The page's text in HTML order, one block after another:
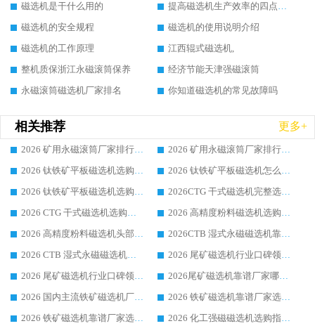
磁选机是干什么用的
提高磁选机生产效率的四点方法
磁选机的安全规程
磁选机的使用说明介绍
磁选机的工作原理
江西辊式磁选机,
整机质保浙江永磁滚筒保养
经济节能天津强磁滚筒
永磁滚筒磁选机厂家排名
你知道磁选机的常见故障吗
相关推荐 更多+
2026 矿用永磁滚筒厂家排行榜选购干货指南 行业口碑标杆华体会手机网页版-华体会(中国) 实力出众
2026 矿用永磁滚筒厂家排行榜选购指南，行业口碑领域强者华体会手机网页版-华体会(中国)
2026 钛铁矿平板磁选机选购全攻略 市场公认优质品牌厂家实力排行榜
2026 钛铁矿平板磁选机怎么选 靠谱生产企业实力排行榜选购参考攻略
2026 钛铁矿平板磁选机选购指南 行业口碑优选品牌生产企业实力排行榜
2026CTG 干式磁选机完整选购指南 行业口碑顶尖靠谱生产龙头厂家实力推荐
2026 CTG 干式磁选机选购指南|行业口碑靠谱生产厂家领域强者推荐
2026 高精度粉料磁选机选购全攻略 行业优质品牌华体会手机网页版-华体会(中国) 实力深度解析
2026 高精度粉料磁选机头部厂家选购指南 行业口碑靠谱品牌推荐 领域强者华体会手机网页版-华体会(中国) 解析
2026CTB 湿式永磁磁选机靠谱厂家实力排行榜 铁矿选矿设备采购全流程选购指南
2026 CTB 湿式永磁磁选机选购指南|行业口碑良好品牌推荐，领域强者华体会手机网页版-华体会(中国)
2026 尾矿磁选机行业口碑领域强者，源头直供国内主流厂家华体会手机网页版-华体会(中国) 一站式服务
2026 尾矿磁选机行业口碑领域强者，源头直供国内主流厂家华体会手机网页版-华体会(中国) 一站式服务
2026尾矿磁选机靠谱厂家哪家好 行业口碑领域强者华体会手机网页版-华体会(中国) 推荐
2026 国内主流铁矿磁选机厂家选购指南|行业口碑好品牌推荐，领域强者华体会手机网页版-华体会(中国)
2026 铁矿磁选机靠谱厂家选购全攻略 行业标杆华体会手机网页版-华体会(中国) 设备性价比出众
2026 铁矿磁选机靠谱厂家选购指南，领域强者华体会手机网页版-华体会(中国) 铁矿磁选机性价比高
2026 化工强磁磁选机选购指南 5 家行业口碑靠谱厂家领域强者推荐